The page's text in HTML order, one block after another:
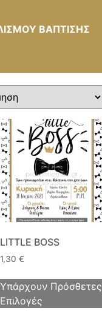
ΒΑΠΤΙΣΗΣ
LITTLE BOSS
1,30€
Υπάρχουν Πρόσθετες
Επιλογές